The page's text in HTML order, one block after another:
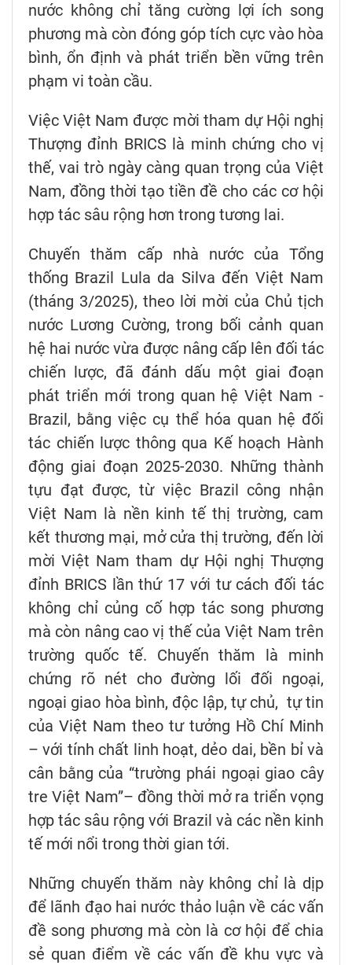
nước không chỉ tăng cường lợi ích song
phương mà còn đóng góp tích cực vào hòa
bình, ổn định và phát triển bền vững trên
phạm vi toàn cầu.
Việc Việt Nam được mời tham dự Hội nghị
Thượng đỉnh BRICS là minh chứng cho vị
thế, vai trò ngày càng quan trọng của Việt
Nam, đồng thời tạo tiền đề cho các cơ hội
hợp tác sâu rộng hơn trong tương lai.
Chuyến thăm cấp nhà nước của Tổng
thống Brazil Lula da Silva đến Việt Nam
(tháng 3/2025), theo lời mời của Chủ tịch
nước Lương Cường, trong bối cảnh quan
hệ hai nước vừa được nâng cấp lên đối tác
chiến lược, đã đánh dấu một giai đoạn
phát triển mới trong quan hệ Việt Nam -
Brazil, bằng việc cụ thể hóa quan hệ đối
tác chiến lược thông qua Kế hoạch Hành
động giai đoạn 2025-2030. Những thành
tựu đạt được, từ việc Brazil công nhận
Việt Nam là nền kinh tế thị trường, cam
kết thương mại, mở cửa thị trường, đến lời
mời Việt Nam tham dự Hội nghị Thượng
đỉnh BRICS lần thứ 17 với tư cách đối tác
không chỉ củng cố hợp tác song phương
mà còn nâng cao vị thế của Việt Nam trên
trường quốc tế. Chuyến thăm là minh
chứng rõ nét cho đường lối đối ngoại,
ngoại giao hòa bình, độc lập, tự chủ, tự tin
của Việt Nam theo tư tưởng Hồ Chí Minh
– với tính chất linh hoạt, dẻo dai, bền bỉ và
cân bằng của “trường phái ngoại giao cây
tre Việt Nam”– đồng thời mở ra triển vọng
hợp tác sâu rộng với Brazil và các nền kinh
tế mới nổi trong thời gian tới.
Những chuyến thăm này không chỉ là dịp
để lãnh đạo hai nước thảo luận về các vấn
đề song phương mà còn là cơ hội để chia
sẻ quan điểm về các vấn đề khu vực và